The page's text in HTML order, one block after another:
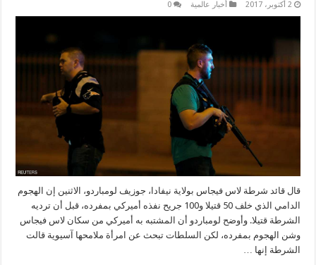
2 أكتوبر، 2017 أخبار عالمية 0
قال قائد شرطة لاس فيجاس بولاية نيفادا، جوزيف لومباردو، الاثنين إن الهجوم
الدامي الذي خلف 50 قتيلا و100 جريح نفذه أميركي بمفرده، قبل أن ترديه
الشرطة قتيلا. وأوضح لومباردو أن المشتبه به أميركي من سكان لاس فيجاس
وشن الهجوم بمفرده، لكن السلطات تبحث عن امرأة ملامحها آسيوية قالت
الشرطة إنها …